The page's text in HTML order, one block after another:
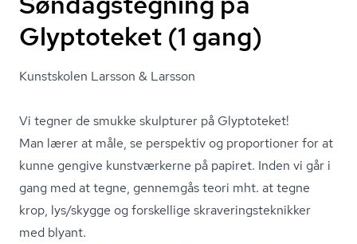
Glyptoteket (1 gang)
Kunstskolen Larsson & Larsson
Vi tegner de smukke skulpturer på Glyptoteket!
Man lærer at måle, se perspektiv og proportioner for at
kunne gengive kunstværkerne på papiret. Inden vi går i
gang med at tegne, gennemgås teori mht. at tegne
krop, lys/skygge og forskellige skra­ve­rings­tek­nik­ker
med blyant.